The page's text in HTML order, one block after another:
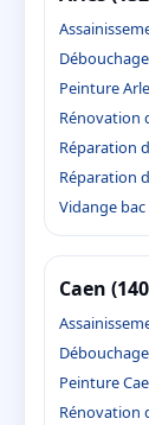
Peinture
Rénovation
Réparation
Réparation
Vidange bac
Caen
Peinture
Rénovation